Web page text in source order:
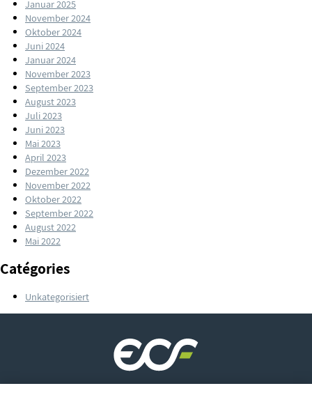
Januar 2025
November 2024
Oktober 2024
Juni 2024
Januar 2024
November 2023
September 2023
August 2023
Juli 2023
Juni 2023
Mai 2023
April 2023
Dezember 2022
November 2022
Oktober 2022
September 2022
August 2022
Mai 2022
Catégories
Unkategorisiert